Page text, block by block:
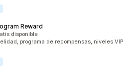
Reward
disponible
programa de recompensas, niveles VIP